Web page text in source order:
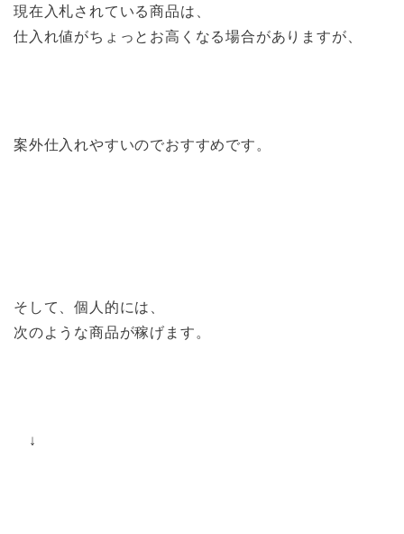
現在入札されている商品は、
仕入れ値がちょっとお高くなる場合がありますが、
案外仕入れやすいのでおすすめです。
そして、個人的には、
次のような商品が稼げます。
↓